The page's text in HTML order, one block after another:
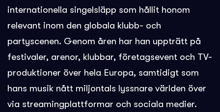
internationella singelsläpp som hållit honom
relevant inom den globala klubb- och
partyscenen. Genom åren har han uppträtt på
festivaler, arenor, klubbar, företagsevent och TV-
produktioner över hela Europa, samtidigt som
hans musik nått miljontals lyssnare världen över
via streamingplattformar och sociala medier.